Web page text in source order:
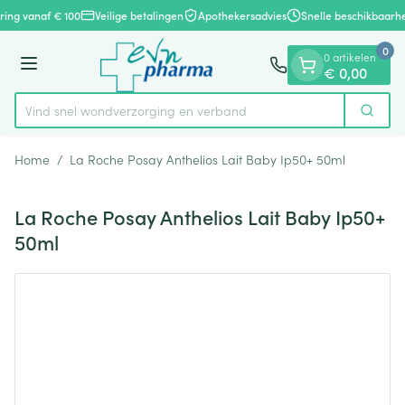
Ga naar de inhoud
1 van 1
vanaf € 100 Veilige betalingen Apothekersadvies Snelle
Menu
Product, merk, categorie...
Vind snel wondverzorging en verband Zoek
0 artikelen
€ 0,00
0
Home / La Roche Posay Anthelios Lait Baby Ip50+ 50ml
La Roche Posay Anthelios Lait Baby Ip50+
50ml